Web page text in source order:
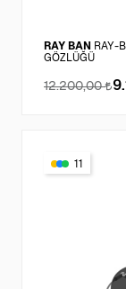
RAY BAN RAY-
GÖZLÜĞÜ
12.200,00
11